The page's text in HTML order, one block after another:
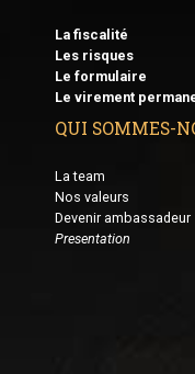
La fiscalité
Les risques
Le formulaire
Le virement
QUI SOMMES-
La team
Nos valeurs
Devenir ambassadeur
Presentation